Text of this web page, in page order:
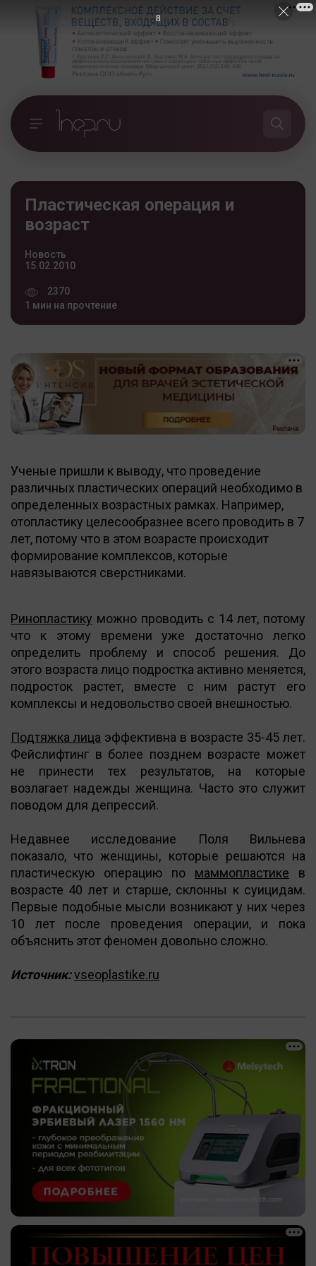
Пластическая операция и
возраст
Новость
15.02.2010
2370
1 мин на прочтение
Ученые пришли к выводу, что проведение
различных пластических операций необходимо в
определенных возрастных рамках. Например,
отопластику целесообразнее всего проводить в 7
лет, потому что в этом возрасте происходит
формирование комплексов, которые
навязываются сверстниками.
Ринопластику можно проводить с 14 лет, потому
что к этому времени уже достаточно легко
определить проблему и способ решения. До
этого возраста лицо подростка активно меняется,
подросток растет, вместе с ним растут его
комплексы и недовольство своей внешностью.
Подтяжка лица эффективна в возрасте 35-45 лет.
Фейслифтинг в более позднем возрасте может
не принести тех результатов, на которые
возлагает надежды женщина. Часто это служит
поводом для депрессий.
Недавнее исследование Поля Вильнева
показало, что женщины, которые решаются на
пластическую операцию по маммопластике в
возрасте 40 лет и старше, склонны к суицидам.
Первые подобные мысли возникают у них через
10 лет после проведения операции, и пока
объяснить этот феномен довольно сложно.
Источник:vseoplastike.ru
7